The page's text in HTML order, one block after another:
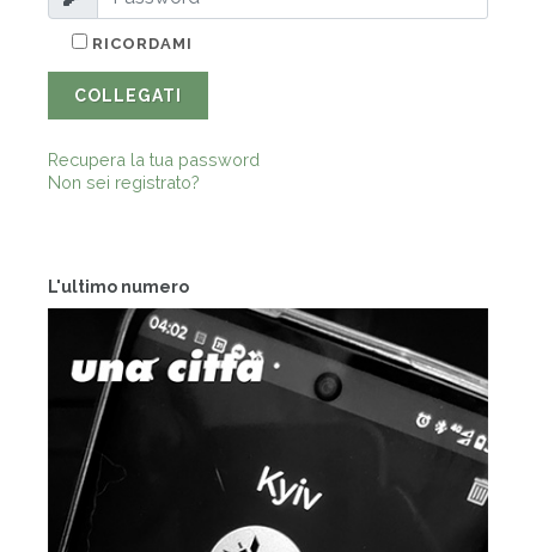
L'ultimo numero
RICORDAMI
COLLEGATI
Recupera la tua password
Non sei registrato?